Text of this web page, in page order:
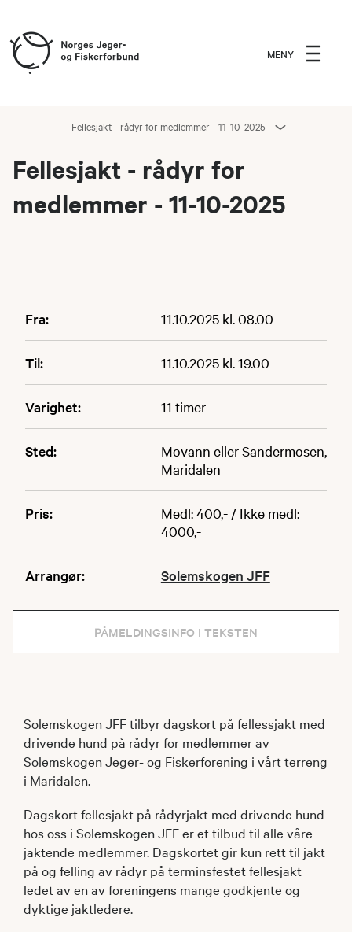
MENY
Fellesjakt - rådyr for medlemmer - 11-10-2025
Fellesjakt - rådyr for
medlemmer - 11-10-2025
Fra: 11.10.2025 kl. 08.00
Til: 11.10.2025 kl. 19.00
Varighet: 11 timer
Sted:
Movann eller Sandermosen,
Maridalen
Pris:
Medl: 400,- / Ikke medl:
4000,-
Arrangør: Solemskogen JFF
PÅMELDINGSINFO I TEKSTEN
Solemskogen JFF tilbyr dagskort på fellessjakt med
drivende hund på rådyr for medlemmer av
Solemskogen Jeger- og Fiskerforening i vårt terreng
i Maridalen.
Dagskort fellesjakt på rådyrjakt med drivende hund
hos oss i Solemskogen JFF er et tilbud til alle våre
jaktende medlemmer. Dagskortet gir kun rett til jakt
på og felling av rådyr på terminsfestet fellesjakt
ledet av en av foreningens mange godkjente og
dyktige jaktledere.